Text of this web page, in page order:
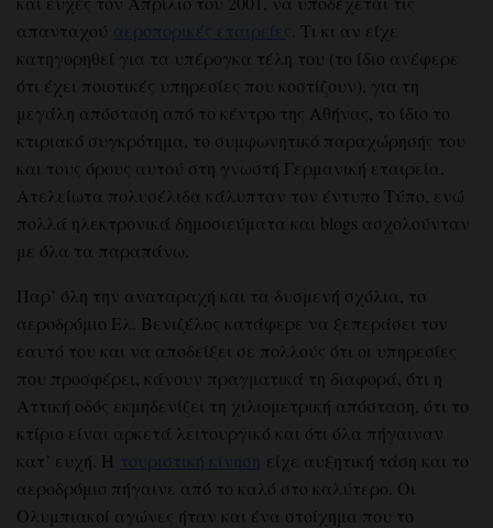
απανταχού
. Τι κι αν είχε
κατηγορηθεί για τα υπέρογκα τέλη του (το ίδιο ανέφερε
ότι έχει ποιοτικές υπηρεσίες που κοστίζουν), για τη
μεγάλη απόσταση από το κέντρο της Αθήνας, το ίδιο το
κτιριακό συγκρότημα, το συμφωνητικό παραχώρησής του
και τους όρους αυτού στη γνωστή Γερμανική εταιρεία.
Ατελείωτα πολυσέλιδα κάλυπταν τον έντυπο Τύπο, ενώ
πολλά ηλεκτρονικά δημοσιεύματα και blogs ασχολούνταν
με όλα τα παραπάνω.
Παρ’ όλη την αναταραχή και τα δυσμενή σχόλια, το
αεροδρόμιο Ελ. Βενιζέλος κατάφερε να ξεπεράσει τον
εαυτό του και να αποδείξει σε πολλούς ότι οι υπηρεσίες
που προσφέρει, κάνουν πραγματικά τη διαφορά, ότι η
Αττική οδός εκμηδενίζει τη χιλιομετρική απόσταση, ότι το
κτίριο είναι αρκετά λειτουργικό και ότι όλα πήγαιναν
κατ’ ευχή. Η
είχε αυξητική τάση και το
αεροδρόμιο πήγαινε από το καλό στο καλύτερο. Οι
Ολυμπιακοί αγώνες ήταν και ένα στοίχημα που το